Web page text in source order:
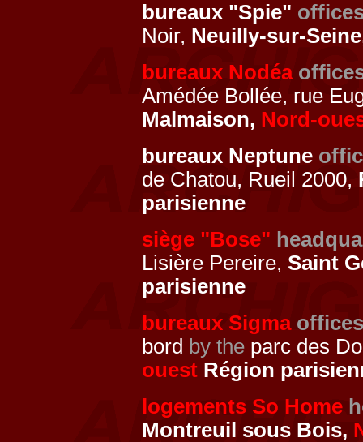
bureaux "Spie"
Noir, Neuilly-sur-
bureaux Nodéa
Amédée Bollée, rue
Malmaison, Nord-
bureaux Neptune
de Chatou, Rueil 2000,
parisienne
siège "Bose"
Lisière Pereire, Saint
parisienne
bureaux Sigma offices
bord by the parc des
ouest Région
logements So Home
Montreuil sous Bois,